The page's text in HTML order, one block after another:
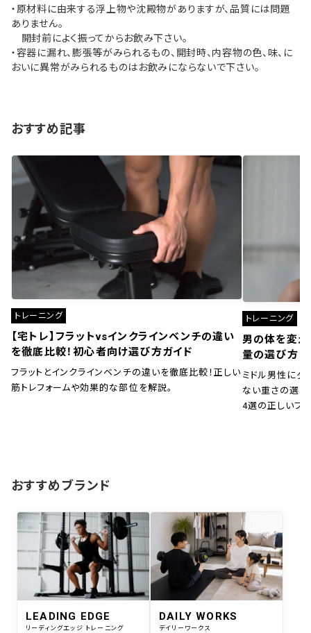
・原材料に由来する浮上物や沈殿物がありますが、品質には問題
ありません。
開封前によく振ってからお飲み下さい。
・容器に漏れ、膨張等がみられるもの、開封時、内容物の色、味、に
おいに異常がみられるものはお飲みにならないで下さい。
おすすめ記事
トレーニング
【宅トレ】フラットvsインクラインベンチの違い
を徹底比較！初心者向け選び方ガイド
フラットとインクラインベンチの違いを徹底比較！正しい
筋トレフォームや効果的な部位を解説。
トレーニング
男の体を変え
量の選び方と
ミドル男性にダ
ない重さの選び
4選の正しいフ
おすすめブランド
LEADING EDGE
リーディングエッジ トレーニング
DAILY WORKS
デイリーワークス